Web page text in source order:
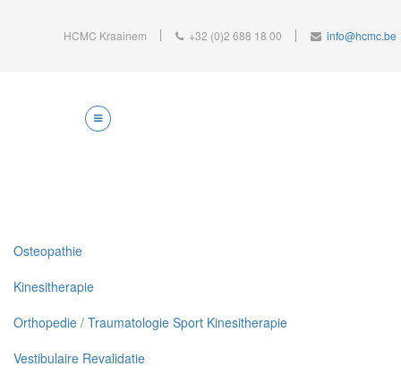
HCMC Kraainem +32 (0)2 688 18 00 info@hcmc.be
Osteopathie
Kinesitherapie
Orthopedie / Traumatologie Sport Kinesitherapie
Vestibulaire Revalidatie